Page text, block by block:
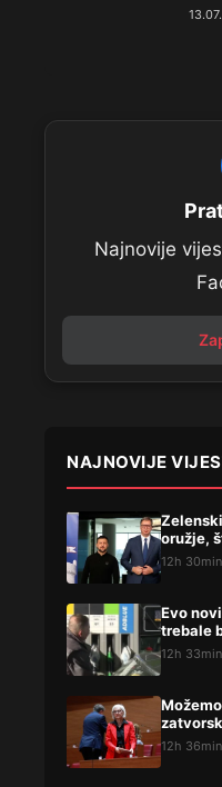
Najnovije
NAJNOVIJE
oružje,
12h 30min
Evo
trebale
12h 33min
12h 36min